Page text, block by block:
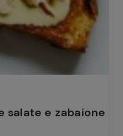
e zabaione